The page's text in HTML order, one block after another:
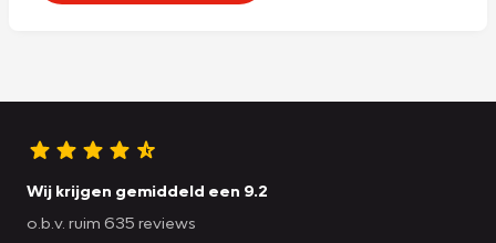
Wij krijgen gemiddeld een 9.2
o.b.v. ruim 635 reviews